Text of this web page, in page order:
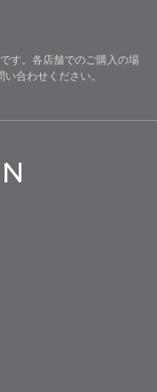
す。各店舗でのご購入の場
合わせください。